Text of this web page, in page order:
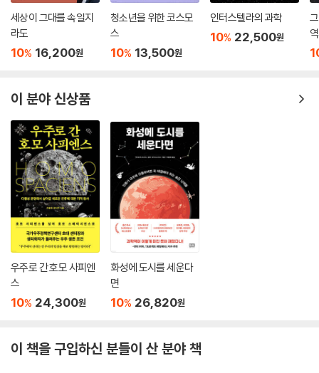
세상이 그대를 속일지
라도
10% 16,200원
청소년을 위한 코스모
스
10% 13,500원
인터스텔라의 과학
10% 22,500원
이 분야 신상품
우주로 간 호모 사피엔
스
10% 24,300원
화성에 도시를 세운다
면
10% 26,820원
이 책을 구입하신 분들이 산 분야 책